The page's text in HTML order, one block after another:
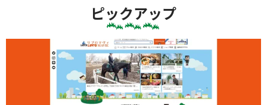
ピックアップ